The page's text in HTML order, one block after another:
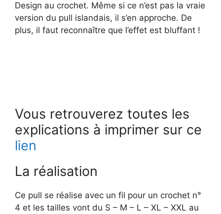
Design au crochet. Même si ce n’est pas la vraie
version du pull islandais, il s’en approche. De
plus, il faut reconnaître que l’effet est bluffant !
Vous retrouverez toutes les
explications à imprimer sur ce
lien
La réalisation
Ce pull se réalise avec un fil pour un crochet n°
4 et les tailles vont du S – M – L – XL – XXL au